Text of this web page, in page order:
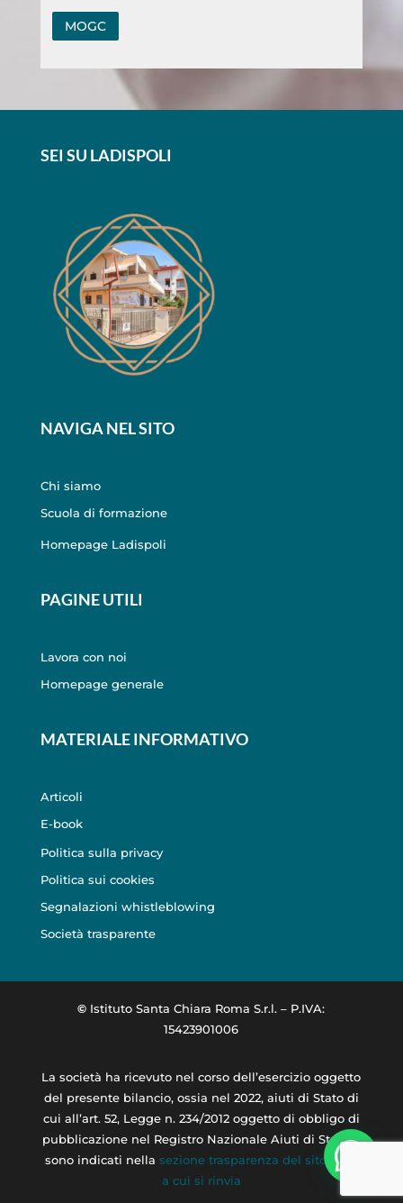
MOGC
SEI SU LADISPOLI
NAVIGA NEL SITO
Chi siamo
Scuola di formazione
Homepage Ladispoli
PAGINE UTILI
Lavora con noi
Homepage generale
MATERIALE INFORMATIVO
Articoli
E-book
Politica sulla privacy
Politica sui cookies
Segnalazioni whistleblowing
Società trasparente
© Istituto Santa Chiara Roma S.r.l. – P.IVA:
15423901006
La società ha ricevuto nel corso dell’esercizio oggetto
del presente bilancio, ossia nel 2022, aiuti di Stato di
cui all’art. 52, Legge n. 234/2012 oggetto di obbligo di
pubblicazione nel Registro Nazionale Aiuti di Stato e
sono indicati nellasezione trasparenza del sito RNA
a cui si rinvia